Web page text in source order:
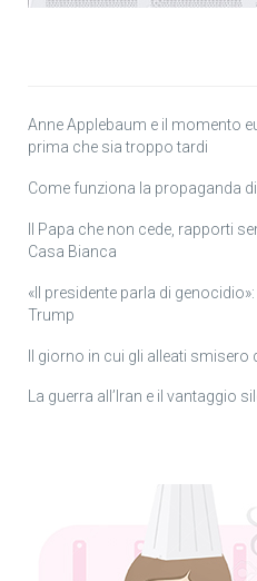
Anne Applebaum e il momento
prima che sia troppo tardi
Come funziona la propaganda
Il Papa che non cede, rapporti
Casa Bianca
«Il presidente parla di
Trump
Il giorno in cui gli alleati smisero
La guerra all’Iran e il vantaggio